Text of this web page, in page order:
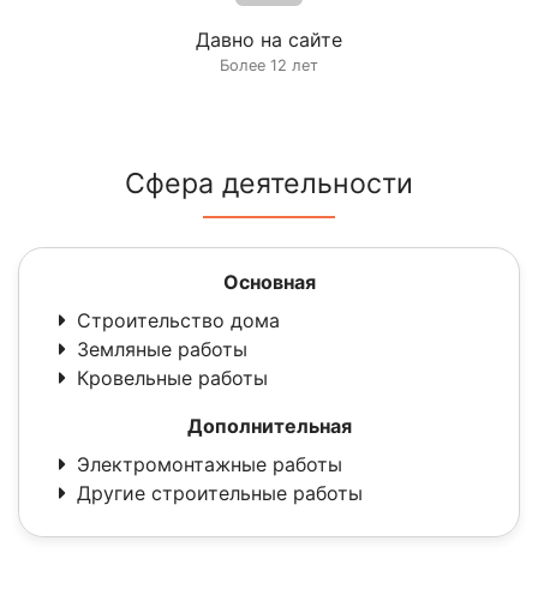
Давно на сайте
Более 12 лет
Сфера деятельности
Основная
Строительство дома
Земляные работы
Кровельные работы
Дополнительная
Электромонтажные работы
Другие строительные работы